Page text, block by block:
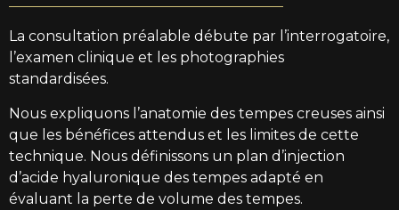
La consultation préalable débute par l’interrogatoire,
l’examen clinique et les photographies
standardisées.
Nous expliquons l’anatomie des tempes creuses ainsi
que les bénéfices attendus et les limites de cette
technique. Nous définissons un plan d’injection
d’acide hyaluronique des tempes adapté en
évaluant la perte de volume des tempes.